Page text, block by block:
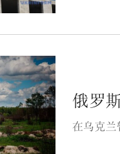
俄罗
在乌克